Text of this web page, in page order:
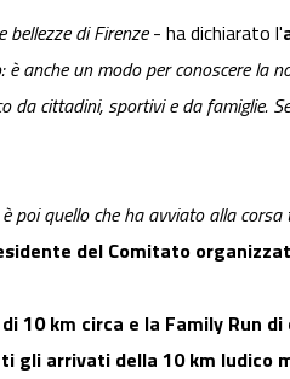
bellezze di Firenze- ha dichiarato l'
anche un modo per conoscere la
cittadini, sportivi e da famiglie.
poi quello che ha avviato alla
del Comitato
10 km circa e la Family Run
arrivati della 10 km ludico